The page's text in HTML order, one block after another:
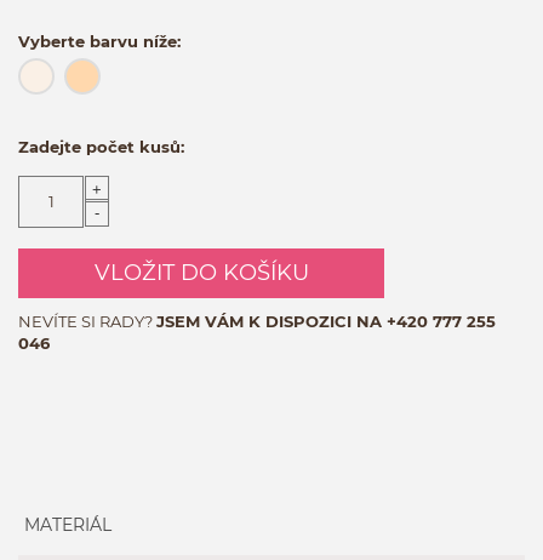
Vyberte barvu níže:
Zadejte počet kusů:
+
-
VLOŽIT DO KOŠÍKU
NEVÍTE SI RADY?JSEM VÁM K DISPOZICI NA +420 777 255
046
MATERIÁL